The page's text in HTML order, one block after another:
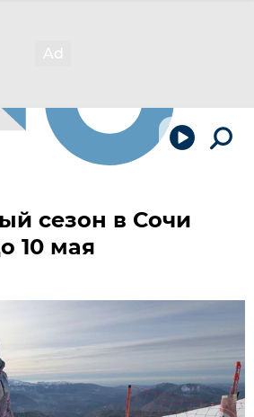
сезон в Сочи
10 мая